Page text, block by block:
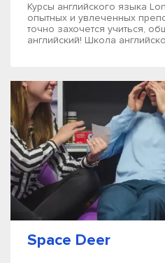
Курсы английского языка
опытных и увлеченных
точно захочется учиться,
английский! Школа
Space Deer